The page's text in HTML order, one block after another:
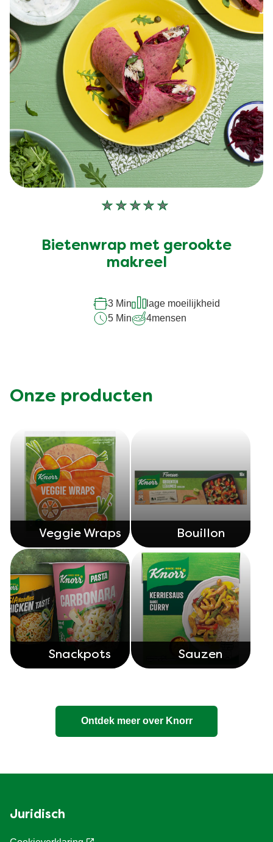
Geen
ingediend
voor
Bietenwrap met gerookte
makreel
3 Min
lage moeilijkheid
5 Min
4mensen
Onze producten
Veggie Wraps Bouillon
Snackpots Sauzen
Ontdek meer over Knorr
Juridisch